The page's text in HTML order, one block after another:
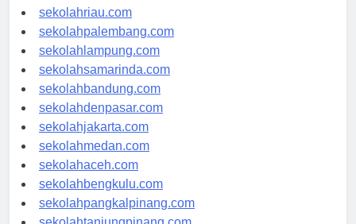
sekolahjambi.com
sekolahriau.com
sekolahpalembang.com
sekolahlampung.com
sekolahsamarinda.com
sekolahbandung.com
sekolahdenpasar.com
sekolahjakarta.com
sekolahmedan.com
sekolahaceh.com
sekolahbengkulu.com
sekolahpangkalpinang.com